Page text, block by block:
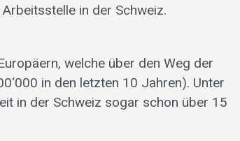
in der Schweiz.
welche über den Weg der
in den letzten 10 Jahren). Unter
in der Schweiz sogar schon über 15